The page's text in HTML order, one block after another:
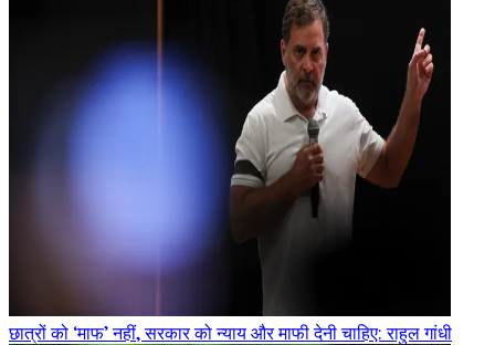
छात्रों को ‘माफ’ नहीं, सरकार को न्याय और माफी देनी चाहिए: राहुल गांधी